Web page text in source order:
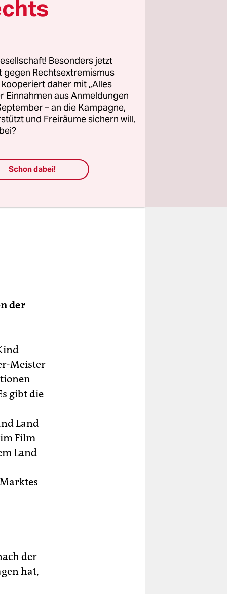
Das sind
dass
dass sie
der
Meister
gibt die
Land
Film
Land
der
hat,
Besonders jetzt
gegen Rechtsextremismus
daher mit „Alles
Einnahmen aus Anmeldungen
– an die Kampagne,
und Freiräume sichern will,
Schon dabei!